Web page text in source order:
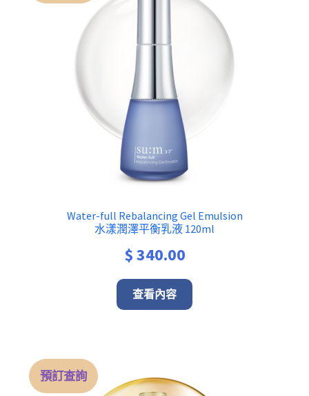
Water-full Rebalancing Gel Emulsion
水漾潤澤平衡乳液 120ml
$340.00
查看內容
預訂查詢